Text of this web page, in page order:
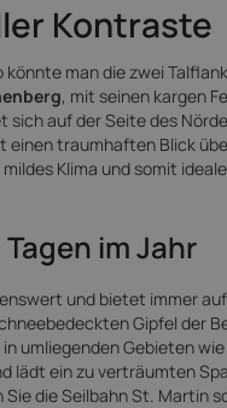
Kontraste
man die zwei
, mit seinen kargen
auf der Seite des
einen traumhaften Blick
Klima und somit
im Jahr
und bietet immer
Gipfel der
umliegenden Gebieten
lädt ein zu verträumten
die Seilbahn St. Martin